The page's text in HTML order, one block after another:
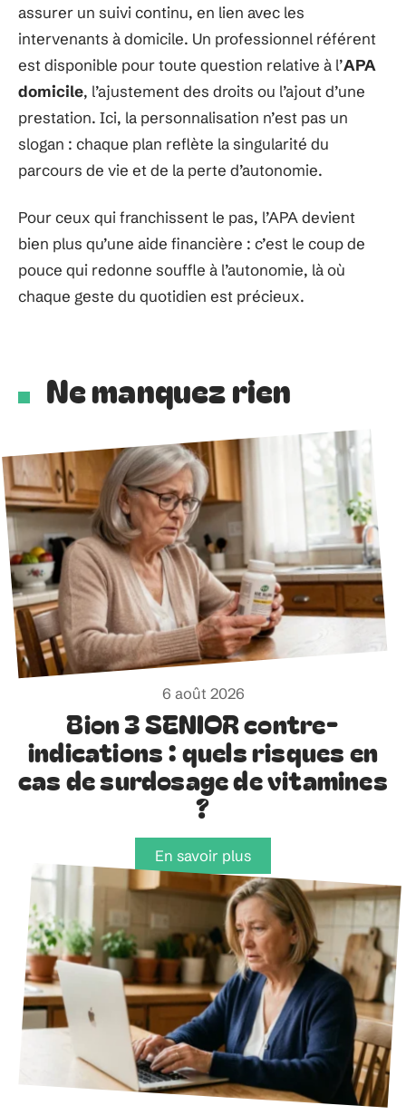
assurer un suivi continu, en lien avec les
intervenants à domicile. Un professionnel référent
est disponible pour toute question relative à l’APA
domicile, l’ajustement des droits ou l’ajout d’une
prestation. Ici, la personnalisation n’est pas un
slogan : chaque plan reflète la singularité du
parcours de vie et de la perte d’autonomie.
Pour ceux qui franchissent le pas, l’APA devient
bien plus qu’une aide financière : c’est le coup de
pouce qui redonne souffle à l’autonomie, là où
chaque geste du quotidien est précieux.
Ne manquez rien
6 août 2026
Bion 3 SENIOR contre-
indications : quels risques en
cas de surdosage de vitamines
?
En savoir plus